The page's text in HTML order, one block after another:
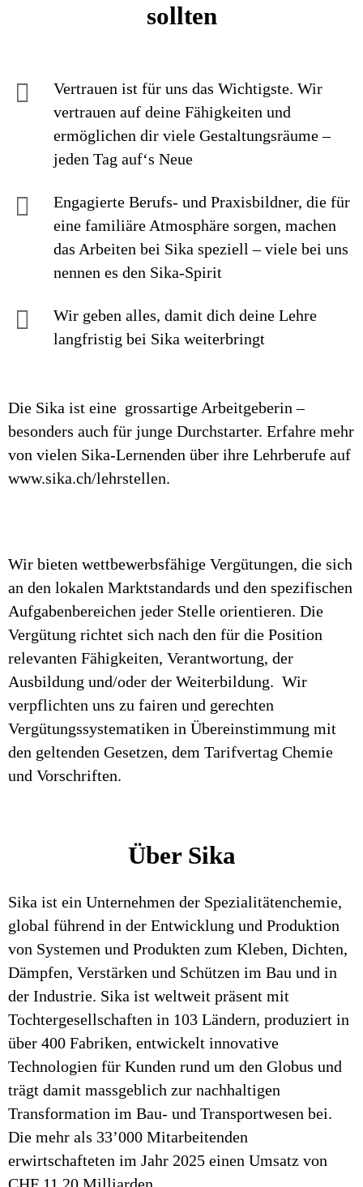
sollten
Vertrauen ist für uns das Wichtigste. Wir
vertrauen auf deine Fähigkeiten und
ermöglichen dir viele Gestaltungsräume –
jeden Tag auf‘s Neue
Engagierte Berufs- und Praxisbildner, die für
eine familiäre Atmosphäre sorgen, machen
das Arbeiten bei Sika speziell – viele bei uns
nennen es den Sika-Spirit
Wir geben alles, damit dich deine Lehre
langfristig bei Sika weiterbringt
Die Sika ist eine grossartige Arbeitgeberin –
besonders auch für junge Durchstarter. Erfahre mehr
von vielen Sika-Lernenden über ihre Lehrberufe auf
www.sika.ch/lehrstellen.
Wir bieten wettbewerbsfähige Vergütungen, die sich
an den lokalen Marktstandards und den spezifischen
Aufgabenbereichen jeder Stelle orientieren. Die
Vergütung richtet sich nach den für die Position
relevanten Fähigkeiten, Verantwortung, der
Ausbildung und/oder der Weiterbildung. Wir
verpflichten uns zu fairen und gerechten
Vergütungssystematiken in Übereinstimmung mit
den geltenden Gesetzen, dem Tarifvertag Chemie
und Vorschriften.
Über Sika
Sika ist ein Unternehmen der Spezialitätenchemie,
global führend in der Entwicklung und Produktion
von Systemen und Produkten zum Kleben, Dichten,
Dämpfen, Verstärken und Schützen im Bau und in
der Industrie. Sika ist weltweit präsent mit
Tochtergesellschaften in 103 Ländern, produziert in
über 400 Fabriken, entwickelt innovative
Technologien für Kunden rund um den Globus und
trägt damit massgeblich zur nachhaltigen
Transformation im Bau- und Transportwesen bei.
Die mehr als 33’000 Mitarbeitenden
erwirtschafteten im Jahr 2025 einen Umsatz von